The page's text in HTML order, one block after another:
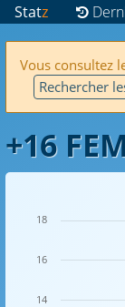
Statz
Vous consultez
Rechercher
+16
14
16
18